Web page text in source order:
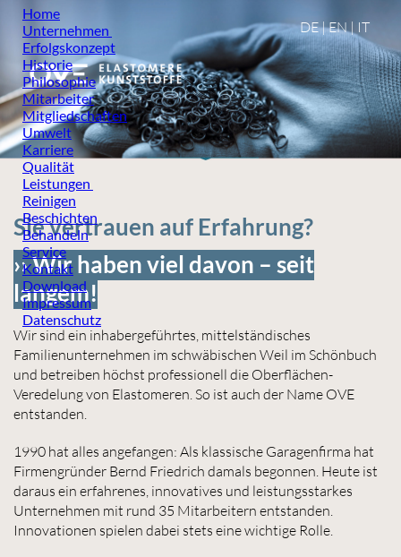
Home
Unternehmen
Erfolgskonzept
Historie
Philosophie
Mitarbeiter
Mitgliedschaften
Umwelt
Karriere
Qualität
Leistungen
Reinigen
Beschichten
Behandeln
Service
Kontakt
Download
Impressum
Datenschutz
DE|EN| IT
Sie vertrauen auf Erfahrung?
›› Wir haben viel davon – seit
langem!
Wir sind ein inhabergeführtes, mittelständisches
Familienunternehmen im schwäbischen Weil im Schönbuch
und betreiben höchst professionell die Oberflächen-
Veredelung von Elastomeren. So ist auch der Name OVE
entstanden.
1990 hat alles angefangen: Als klassische Garagenfirma hat
Firmengründer Bernd Friedrich damals begonnen. Heute ist
daraus ein erfahrenes, innovatives und leistungsstarkes
Unternehmen mit rund 35 Mitarbeitern entstanden.
Innovationen spielen dabei stets eine wichtige Rolle.